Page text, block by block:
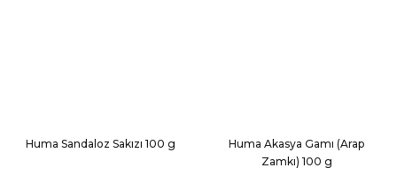
Huma Sandaloz Sakızı 100 g
Huma Akasya Gamı (Arap
Zamkı) 100 g